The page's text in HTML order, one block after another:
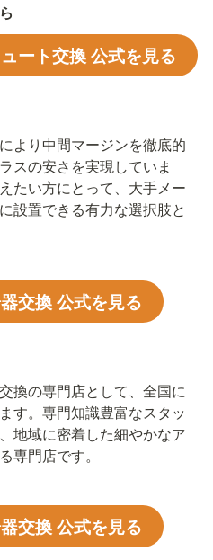
ート交換 公式を見る
より中間マージンを徹底的
スの安さを実現していま
たい方にとって、大手メー
設置できる有力な選択肢と
交換 公式を見る
換の専門店として、全国に
す。専門知識豊富なスタッ
地域に密着した細やかなア
専門店です。
交換 公式を見る